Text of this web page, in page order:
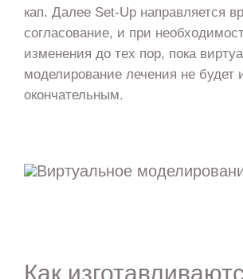
кап. Далее Set-Up направляется
согласование, и при
изменения до тех пор, пока
моделирование лечения не будет
окончательным.
Как